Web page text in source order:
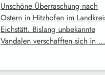
Unschöne Überraschung nach
Ostern in Hitzhofen im
Eichstätt. Bislang unbekannte
Vandalen verschafften sich in …